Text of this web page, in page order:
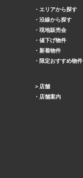
エリアから探す
沿線から探す
現地販売会
値下げ物件
新着物件
限定おすすめ物件
店舗
店舗案内